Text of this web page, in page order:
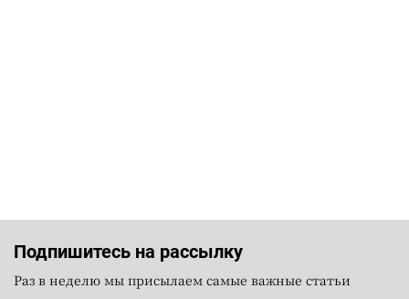
Подпишитесь на рассылку
Раз в неделю мы присылаем самые важные статьи